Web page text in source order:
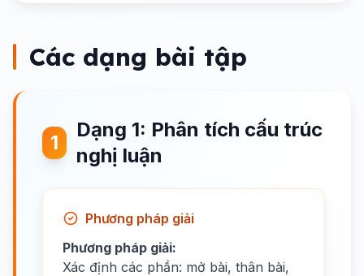
Các dạng bài tập
1
Dạng 1: Phân tích cấu trúc
nghị luận
Phương pháp giải
Phương pháp giải:
Xác định các phần: mở bài, thân bài,